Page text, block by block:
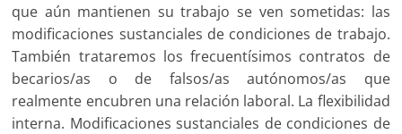
que aún mantienen su trabajo se ven sometidas: las
modificaciones sustanciales de condiciones de trabajo.
También trataremos los frecuentísimos contratos de
becarios/as o de falsos/as autónomos/as que
realmente encubren una relación laboral. La flexibilidad
interna. Modificaciones sustanciales de condiciones de